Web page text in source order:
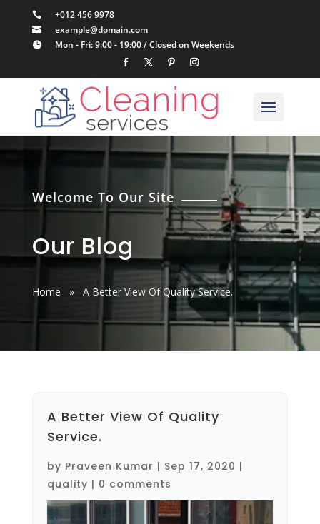
 +012 456 9978
 example@domain.com
 Mon - Fri: 9:00 - 19:00 / Closed on Weekends
Welcome To Our Site
Our Blog
Home » A Better View Of Quality Service.
A Better View Of Quality
Service.
by Praveen Kumar | Sep 17, 2020 |
quality | 0 comments